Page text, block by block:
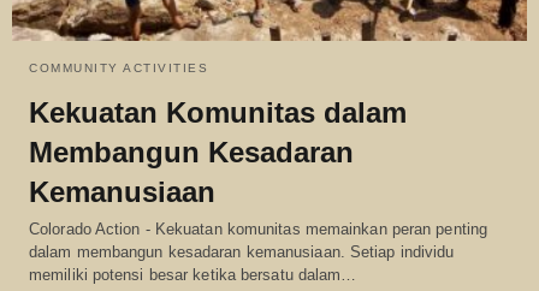
COMMUNITY ACTIVITIES
Kekuatan Komunitas dalam
Membangun Kesadaran
Kemanusiaan
Colorado Action - Kekuatan komunitas memainkan peran penting
dalam membangun kesadaran kemanusiaan. Setiap individu
memiliki potensi besar ketika bersatu dalam…